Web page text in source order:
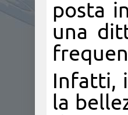
posta
una
Infatti,
la